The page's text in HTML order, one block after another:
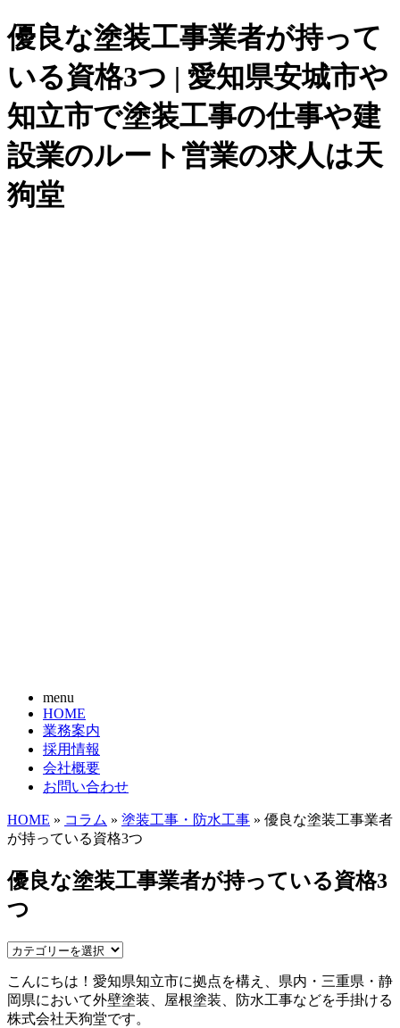
優良な塗装工事業者が持って
いる資格3つ | 愛知県安城市や
知立市で塗装工事の仕事や建
設業のルート営業の求人は天
狗堂
menu
HOME
業務案内
採用情報
会社概要
お問い合わせ
HOME » コラム » 塗装工事・防水工事 » 優良な塗装工事業者
が持っている資格3つ
優良な塗装工事業者が持っている資格3
つ
こんにちは！愛知県知立市に拠点を構え、県内・三重県・静
岡県において外壁塗装、屋根塗装、防水工事などを手掛ける
株式会社天狗堂です。